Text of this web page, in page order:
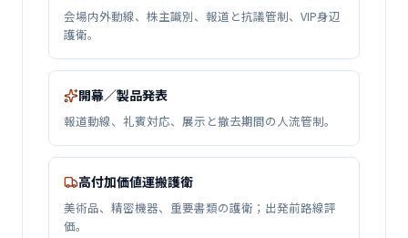
会場内外動線、株主識別、報道と抗議管制、VIP身辺
護衛。
開幕／製品発表
報道動線、礼賓対応、展示と撤去期間の人流管制。
高付加価値運搬護衛
美術品、精密機器、重要書類の護衛；出発前路線評
価。